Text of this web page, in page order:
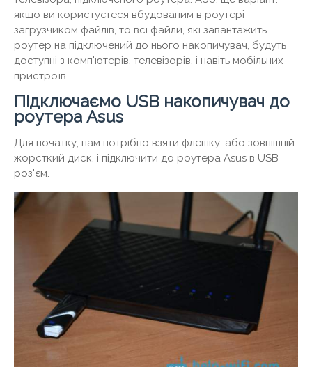
якщо ви користуєтеся вбудованим в роутері
загрузчиком файлів, то всі файли, які завантажить
роутер на підключений до нього накопичувач, будуть
доступні з комп'ютерів, телевізорів, і навіть мобільних
пристроїв.
Підключаємо USB накопичувач до
роутера Asus
Для початку, нам потрібно взяти флешку, або зовнішній
жорсткий диск, і підключити до роутера Asus в USB
роз'єм.